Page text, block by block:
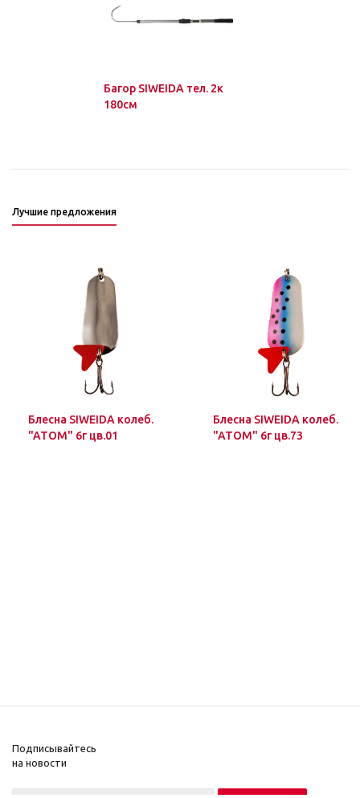
Багор SIWEIDA тел. 2к
180см
Лучшие предложения
Блесна SIWEIDA колеб.
"ATOM" 6г цв.01
Блесна SIWEIDA колеб.
"ATOM" 6г цв.73
Подписывайтесь
на новости